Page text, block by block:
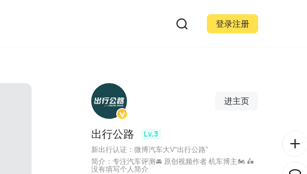
登录注册
进主页
出行公路 Lv.3
新出行认证：微博汽车大V“出行公路”
简介：专注汽车评测🚘 原创视频作者 机车博主🏍 🛵
没有填写个人简介